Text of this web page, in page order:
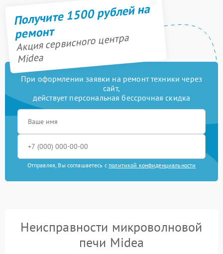
Получите 1500 рублей на
ремонт
Акция сервисного центра
Midea
При оформлении заявки на ремонт техники через
сайт,
действует персональная бессрочная скидка
Отправляя, Вы соглашаетесь с политикой конфиденциальности
Неисправности микроволновой
печи Midea